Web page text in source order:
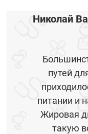
Николай
путей
питании и
Жировая
такую